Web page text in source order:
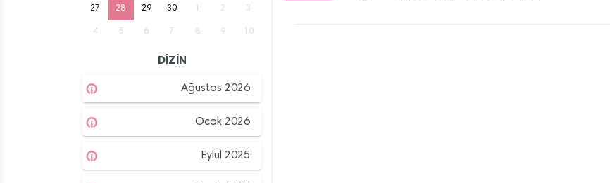
27 28 29 30 2 3
4 5 6 7 8 9 10
DİZİN
Ağustos 2026
Ocak 2026
Eylül 2025